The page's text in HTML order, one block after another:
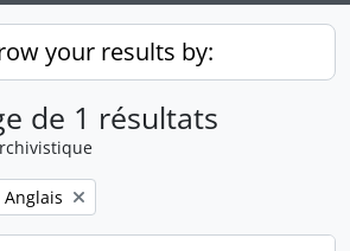
your results by:
de 1 résultats
Remove filter:
Anglais